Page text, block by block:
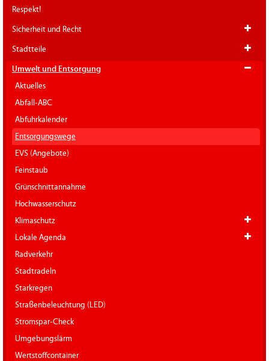
Respekt!
Sicherheit und Recht
Stadtteile
Umwelt und Entsorgung
Aktuelles
Abfall-ABC
Abfuhrkalender
Entsorgungswege
EVS (Angebote)
Feinstaub
Grünschnittannahme
Hochwasserschutz
Klimaschutz
Lokale Agenda
Radverkehr
Stadtradeln
Starkregen
Straßenbeleuchtung (LED)
Stromspar-Check
Umgebungslärm
Wertstoffcontainer